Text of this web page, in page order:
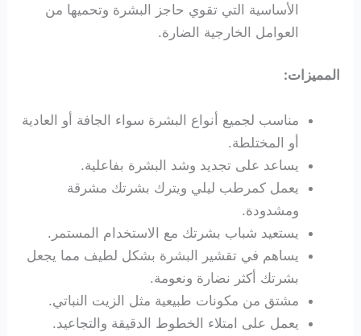
الأساسية التي تقوي حاجز البشرة وتحميها من
العوامل الخارجية الضارة.
المميزات:
مناسب لجميع أنواع البشرة سواء الجافة أو العادية
أو المختلطة.
يساعد على تجديد وشد البشرة بفاعلية.
يعمل كمرطب ليلي ويترك بشرتك مشرقة
ومشدودة.
يستعيد شباب بشرتك مع الاستخدام المستمر.
يساهم في تقشير البشرة بشكل لطيف مما يجعل
بشرتك أكثر نضارة ونعومة.
مشتق من مكونات طبيعية مثل الزيت النباتي.
يعمل على امتلاء الخطوط الدقيقة والتجاعيد.